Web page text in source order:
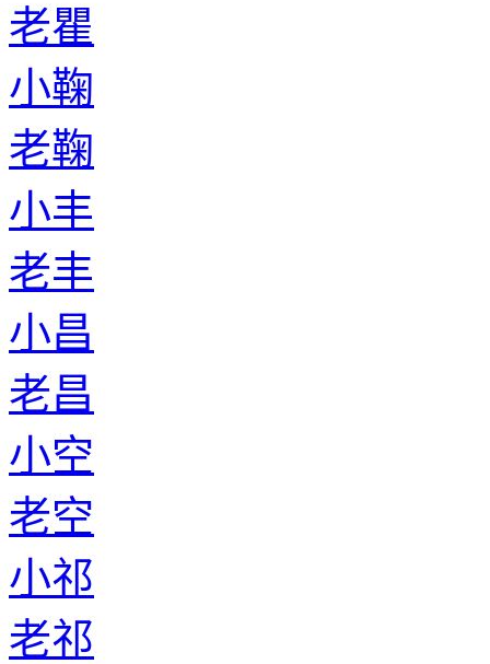
老瞿
小鞠
老鞠
小丰
老丰
小昌
老昌
小空
老空
小祁
老祁